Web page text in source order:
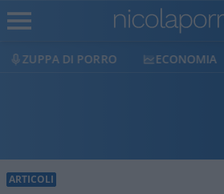
ZUPPA DI PORRO ECONOMIA
ARTICOLI